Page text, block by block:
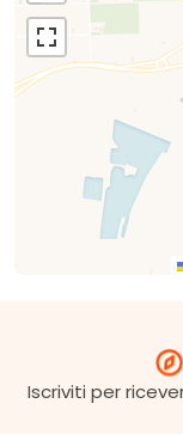
Iscriviti per